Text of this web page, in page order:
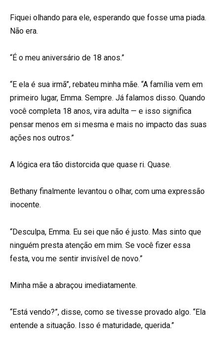
Fiquei olhando para ele, esperando que fosse uma piada.
Não era.
“É o meu aniversário de 18 anos.”
“E ela é sua irmã”, rebateu minha mãe. “A família vem em
primeiro lugar, Emma. Sempre. Já falamos disso. Quando
você completa 18 anos, vira adulta — e isso significa
pensar menos em si mesma e mais no impacto das suas
ações nos outros.”
A lógica era tão distorcida que quase ri. Quase.
Bethany finalmente levantou o olhar, com uma expressão
inocente.
“Desculpa, Emma. Eu sei que não é justo. Mas sinto que
ninguém presta atenção em mim. Se você fizer essa
festa, vou me sentir invisível de novo.”
Minha mãe a abraçou imediatamente.
“Está vendo?”, disse, como se tivesse provado algo. “Ela
entende a situação. Isso é maturidade, querida.”